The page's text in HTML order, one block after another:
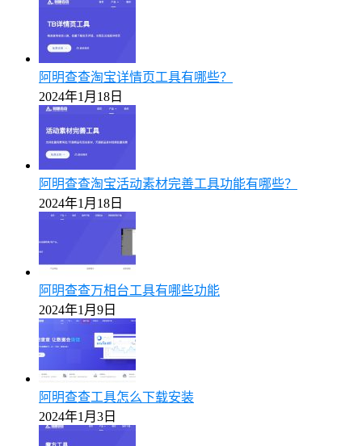
阿明查查淘宝详情页工具有哪些？
2024年1月18日
阿明查查淘宝活动素材完善工具功能有哪些？
2024年1月18日
阿明查查万相台工具有哪些功能
2024年1月9日
阿明查查工具怎么下载安装
2024年1月3日